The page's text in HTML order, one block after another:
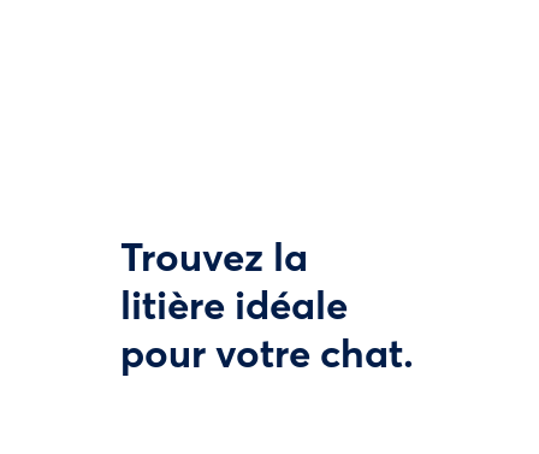
Trouvez la
litière idéale
pour votre chat.